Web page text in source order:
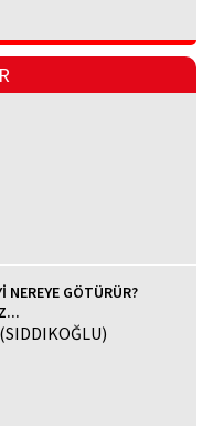
NEREYE GÖTÜRÜR?